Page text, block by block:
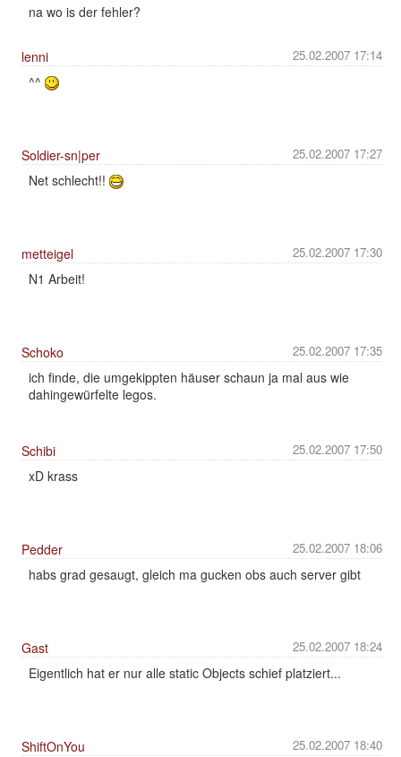
na wo is der fehler?
25.02.2007 17:14
lenni
^^
25.02.2007 17:27
Soldier-sn|per
Net schlecht!!
25.02.2007 17:30
metteigel
N1 Arbeit!
25.02.2007 17:35
Schoko
ich finde, die umgekippten häuser schaun ja mal aus wie
dahingewürfelte legos.
25.02.2007 17:50
Schibi
xD krass
25.02.2007 18:06
Pedder
habs grad gesaugt, gleich ma gucken obs auch server gibt
25.02.2007 18:24
Gast
Eigentlich hat er nur alle static Objects schief platziert...
25.02.2007 18:40
ShiftOnYou